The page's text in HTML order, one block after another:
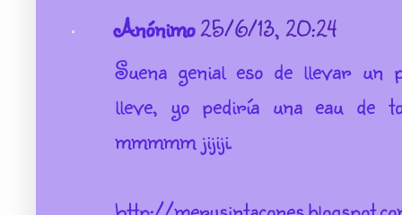
Anónimo25/6/13, 20:24
Suena genial eso de llevar un
lleve, yo pediría una eau de
mmmmm jijiji.